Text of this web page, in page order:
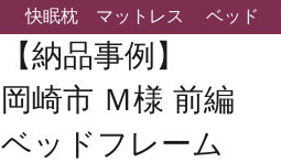
快眠枕 マットレス ベッド
【納品事例】
岡崎市 Ｍ様 前編
ベッドフレーム